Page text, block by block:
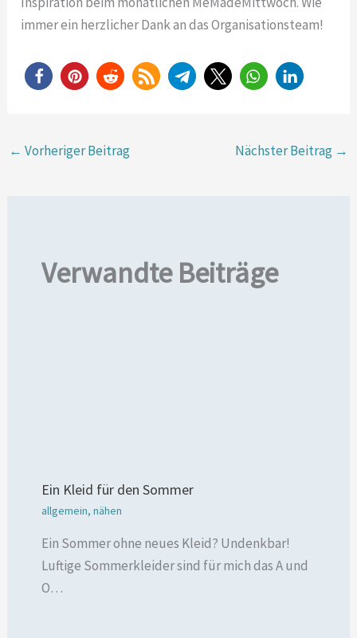
immer ein herzlicher Dank an das Organisationsteam!
← Vorheriger Beitrag Nächster Beitrag →
Verwandte Beiträge
Ein Kleid für den Sommer
allgemein, nähen
Ein Sommer ohne neues Kleid? Undenkbar!
Luftige Sommerkleider sind für mich das A und
O…